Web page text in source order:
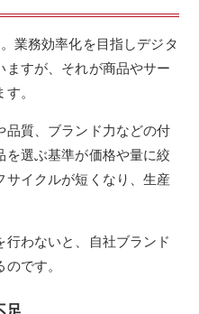
業務効率化を目指しデジタ
ますが、それが商品やサー
。
品質、ブランド力などの付
を選ぶ基準が価格や量に絞
サイクルが短くなり、生産
わないと、自社ブランド
です。